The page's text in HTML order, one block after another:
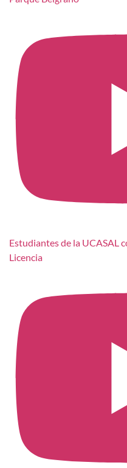
Estudiantes de la UCASAL
Licencia